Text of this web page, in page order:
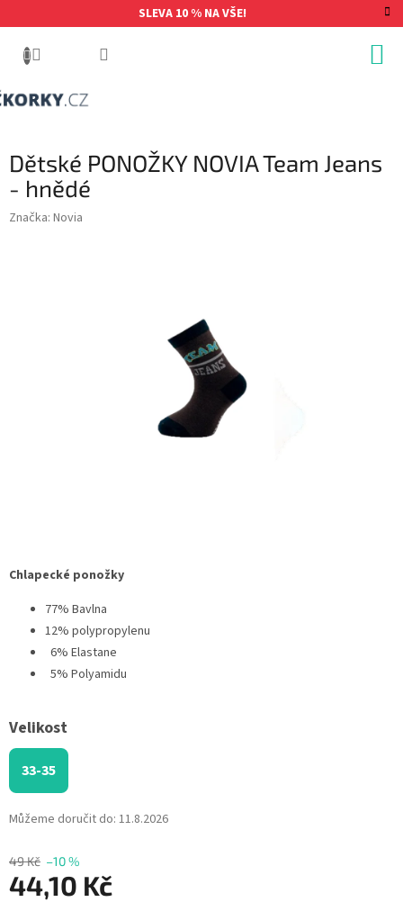
na
SLEVA 10 % NA VŠE!
Dětské PONOŽKY NOVIA Team Jeans
- hnědé
Značka: Novia
49 Kč –10 %
44,10 Kč
Velikost
33-35
Můžeme doručit do: 11.8.2026
Chlapecké ponožky
77% Bavlna
12% polypropylenu
6% Elastane
5% Polyamidu